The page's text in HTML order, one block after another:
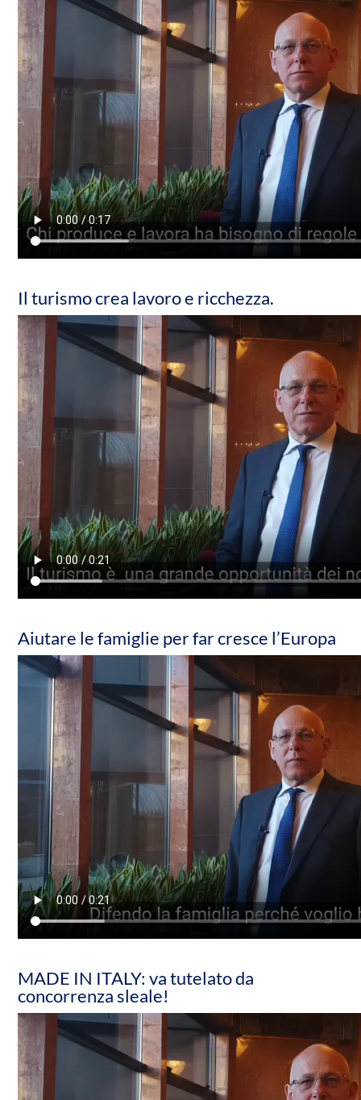
Il turismo crea lavoro e ricchezza.
Aiutare le famiglie per far cresce l’Europa
MADE IN ITALY: va tutelato da
concorrenza sleale!